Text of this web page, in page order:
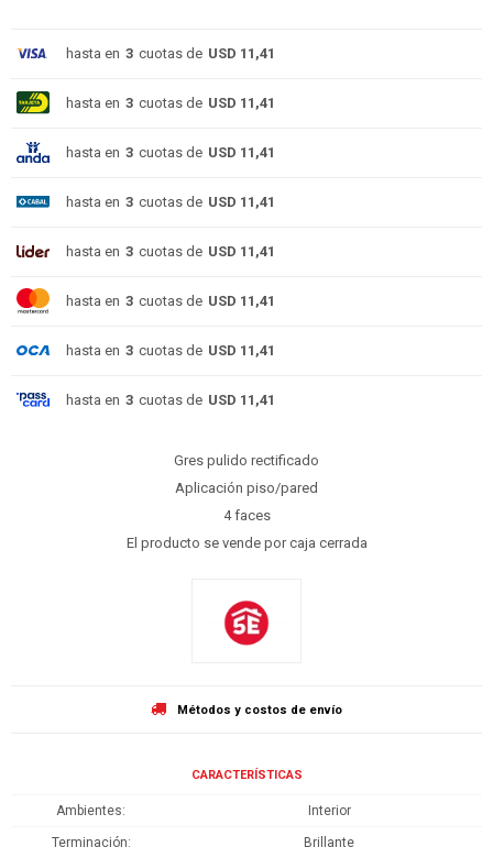
hasta en 3 cuotas de USD 11,41
hasta en 3 cuotas de USD 11,41
hasta en 3 cuotas de USD 11,41
hasta en 3 cuotas de USD 11,41
hasta en 3 cuotas de USD 11,41
hasta en 3 cuotas de USD 11,41
hasta en 3 cuotas de USD 11,41
hasta en 3 cuotas de USD 11,41
Gres pulido rectificado
Aplicación piso/pared
4 faces
El producto se vende por caja cerrada
Métodos y costos de envío
CARACTERÍSTICAS
Ambientes Interior
Terminación Brillante